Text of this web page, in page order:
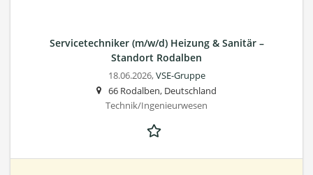
Servicetechniker (m/w/d) Heizung & Sanitär –
Standort Rodalben
18.06.2026,VSE-Gruppe
66 Rodalben, Deutschland
Technik/Ingenieurwesen